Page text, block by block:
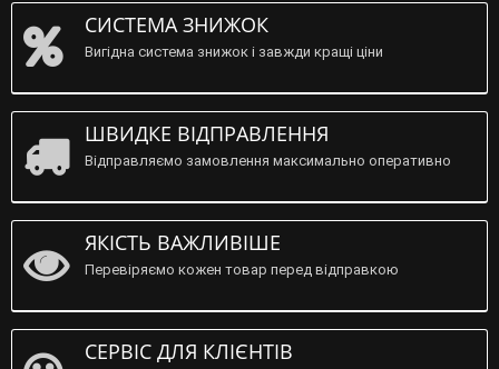
СИСТЕМА ЗНИЖОК
Вигідна система знижок і завжди кращі ціни
ШВИДКЕ ВІДПРАВЛЕННЯ
Відправляємо замовлення максимально оперативно
ЯКІСТЬ ВАЖЛИВІШЕ
Перевіряємо кожен товар перед відправкою
СЕРВІС ДЛЯ КЛІЄНТІВ